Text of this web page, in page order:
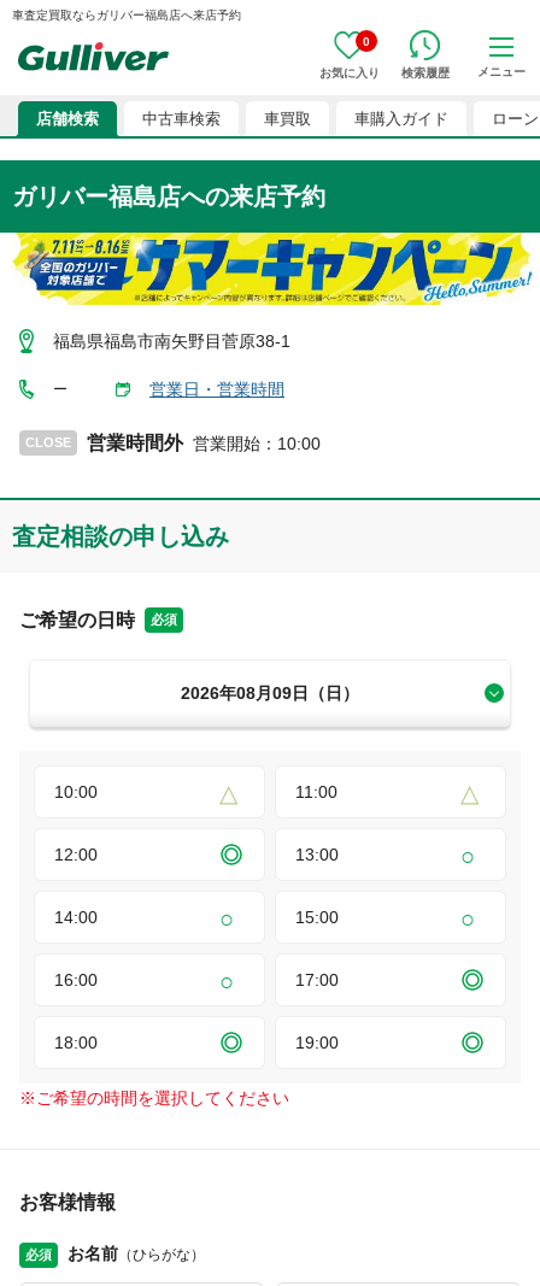
車査定買取ならガリバー福島店へ来店予約
0
お気に入り 検索履歴 メニュー
店舗検索 中古車検索 車買取 車購入ガイド ローン
ガリバー福島店への来店予約
福島県福島市南矢野目菅原38-1
ー 営業日・営業時間
CLOSE 営業時間外 営業開始 ： 10:00
査定相談の申し込み
ご希望の日時 必須
2026年08月09日（日）
10:00 11:00
12:00 13:00
14:00 15:00
16:00 17:00
18:00 19:00
※ ご希望の時間を選択してください
お客様情報
必須 お名前 （ひらがな）